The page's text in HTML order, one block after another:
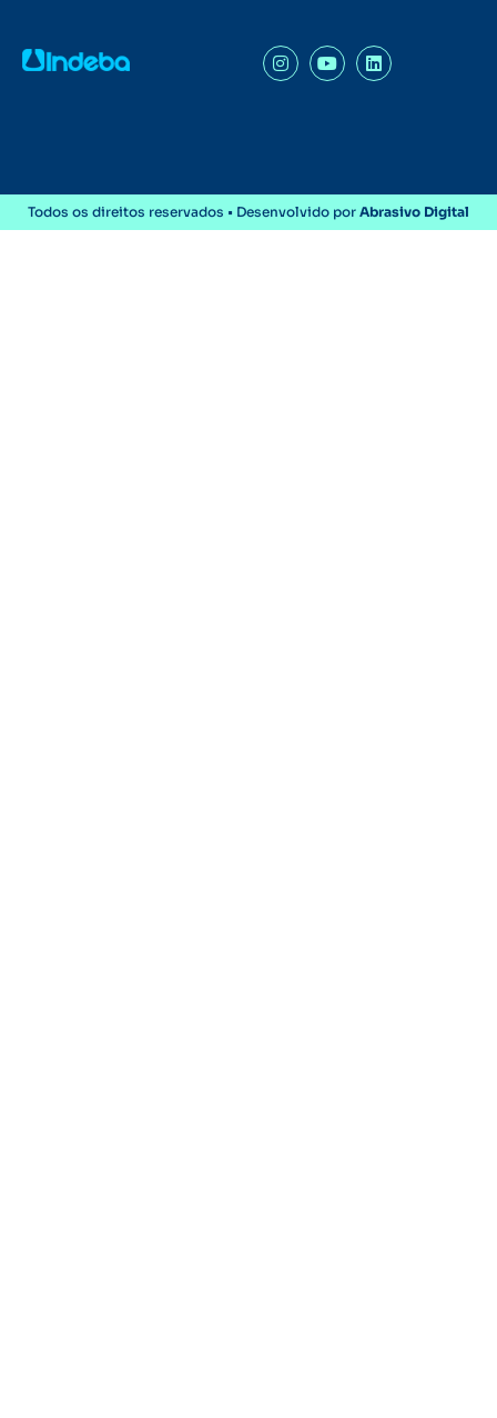
Todos os direitos reservados • Desenvolvido por Abrasivo Digital